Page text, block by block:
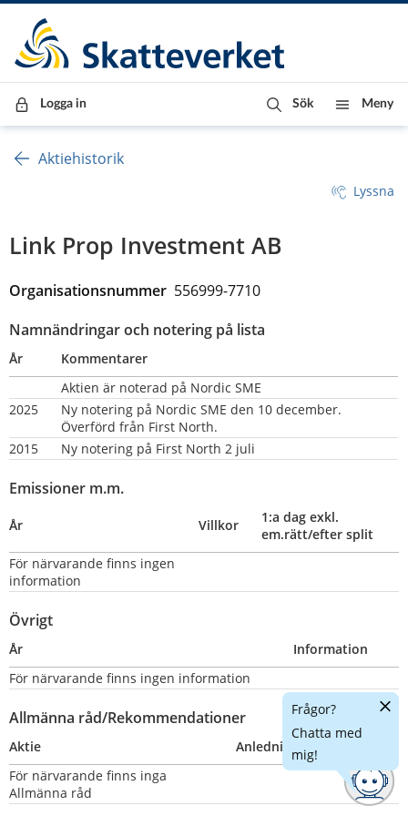
Till innehåll
Till navigationen
Till chattrobot
Logga in Sök Meny
Aktiehistorik
Lyssna
Link Prop Investment AB
Organisationsnummer 556999-7710
Namnändringar och notering på lista
År
Kommentarer
Aktien är noterad på Nordic SME
2025
Ny notering på Nordic SME den 10 december.
Överförd från First North.
2015
Ny notering på First North 2 juli
Emissioner m.m.
År Villkor
1:a dag exkl.
em.rätt/efter split
För närvarande finns ingen
information
Övrigt
År
Information
För närvarande finns ingen information
Allmänna råd/Rekommendationer
Aktie Anledning
För närvarande finns inga
Allmänna råd
Frågor?
Chatta med
mig!
Dölj